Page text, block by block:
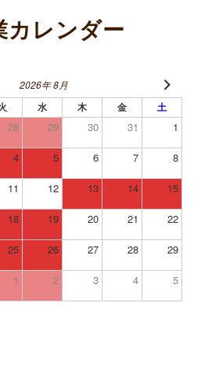
カレンダー
2026年 8月
水 木 金 土
28 29 30 31 1
4 5 6 7 8
11 12 13 14 15
18 19 20 21 22
25 26 27 28 29
1 2 3 4 5